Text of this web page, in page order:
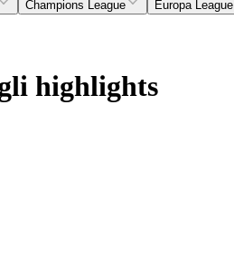
Champions League Europa League
highlights